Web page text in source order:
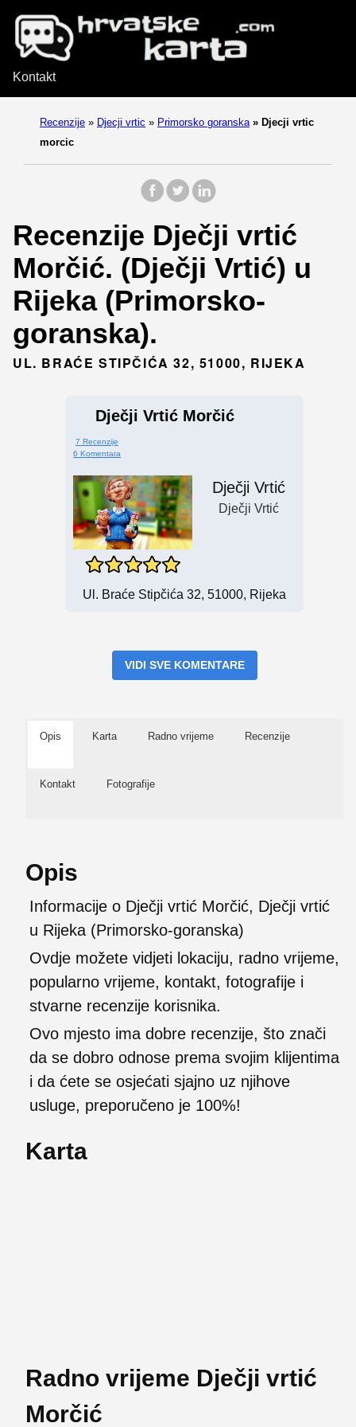
Kontakt
Recenzije » Djecji vrtic » Primorsko goranska » Djecji vrtic
morcic
Recenzije Dječji vrtić
Morčić. (Dječji Vrtić) u
Rijeka (Primorsko-
goranska).
UL. BRAĆE STIPČIĆA 32, 51000, RIJEKA
Dječji Vrtić Morčić
7 Recenzije
6 Komentara
Dječji Vrtić
Dječji Vrtić
Ul. Braće Stipčića 32, 51000, Rijeka
VIDI SVE KOMENTARE
Opis Karta Radno vrijeme Recenzije
Kontakt Fotografije
Opis
Informacije o Dječji vrtić Morčić, Dječji vrtić
u Rijeka (Primorsko-goranska)
Ovdje možete vidjeti lokaciju, radno vrijeme,
popularno vrijeme, kontakt, fotografije i
stvarne recenzije korisnika.
Ovo mjesto ima dobre recenzije, što znači
da se dobro odnose prema svojim klijentima
i da ćete se osjećati sjajno uz njihove
usluge, preporučeno je 100%!
Karta
Radno vrijeme Dječji vrtić
Morčić